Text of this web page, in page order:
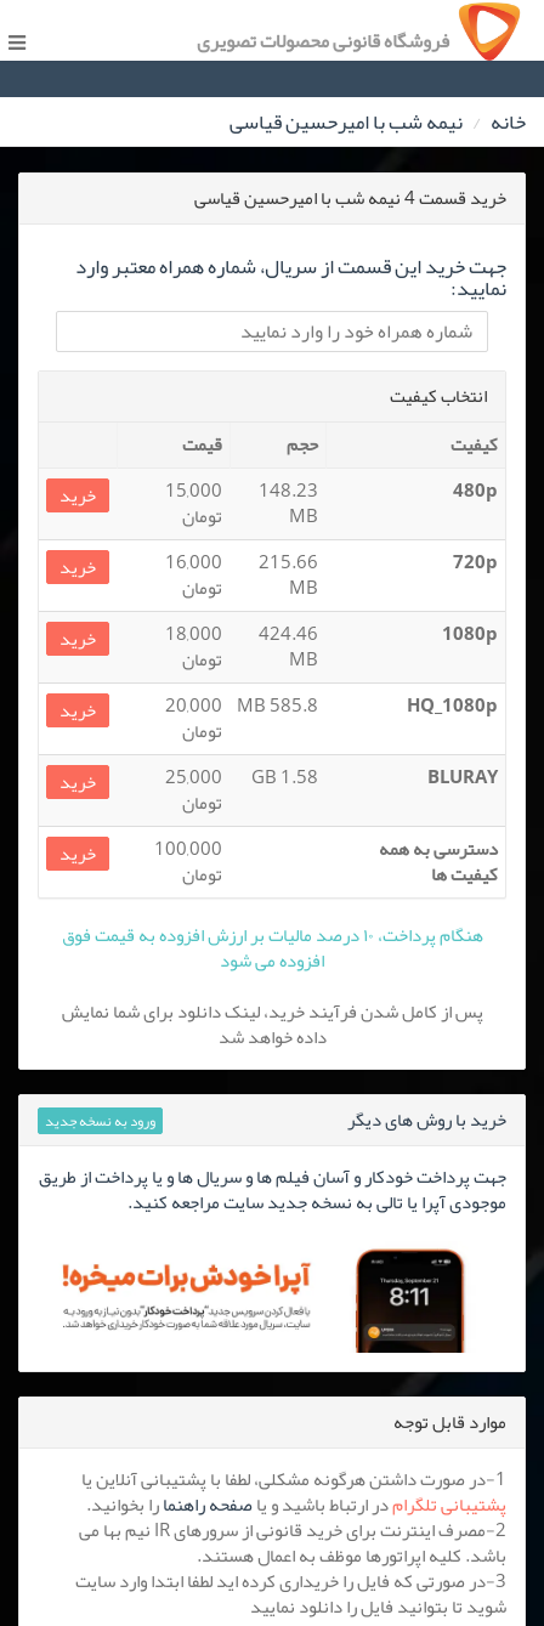
فروشگاه قانونی محصولات تصویری
خانه نیمه شب با امیرحسین قیاسی
خرید قسمت 4 نیمه شب با امیرحسین قیاسی
جهت خرید این قسمت از سریال، شماره همراه معتبر وارد
نمایید:
انتخاب کیفیت
کیفیت
حجم
قیمت
480p
148.23
MB
15,000
تومان
خرید
720p
215.66
MB
16,000
تومان
خرید
1080p
424.46
MB
18,000
تومان
خرید
HQ_1080p
585.8 MB
20,000
تومان
خرید
BLURAY
1.58 GB
25,000
تومان
خرید
دسترسی به همه
کیفیت ها
100,000
تومان
خرید
هنگام پرداخت، ۱۰ درصد مالیات بر ارزش افزوده به قیمت فوق
افزوده می شود
پس از کامل شدن فرآیند خرید، لینک دانلود برای شما نمایش
داده خواهد شد
خرید با روش های دیگر ورود به نسخه جدید
جهت پرداخت خودکار و آسان فیلم ها و سریال ها و یا پرداخت از طریق
موجودی آپرا یا تالی به نسخه جدید سایت مراجعه کنید.
موارد قابل توجه
1-در صورت داشتن هرگونه مشکلی، لطفا با پشتیبانی آنلاین یا
پشتیبانی تلگرامدر ارتباط باشید و یاصفحه راهنمارا بخوانید.
2-مصرف اینترنت برای خرید قانونی از سرورهای IR نیم بها می
باشد. کلیه اپراتورها موظف به اعمال هستند.
3-در صورتی که فایل را خریداری کرده اید لطفا ابتدا وارد سایت
شوید تا بتوانید فایل را دانلود نمایید